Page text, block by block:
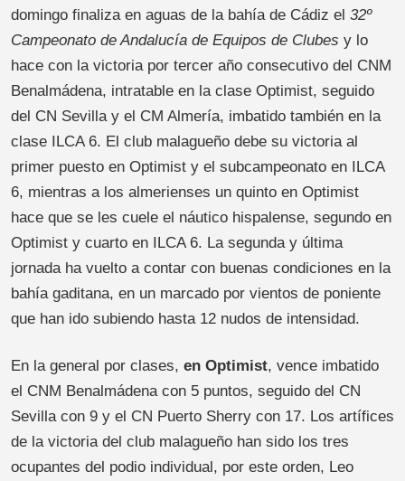
domingo finaliza en aguas de la bahía de Cádiz el 32º
Campeonato de Andalucía de Equipos de Clubes y lo
hace con la victoria por tercer año consecutivo del CNM
Benalmádena, intratable en la clase Optimist, seguido
del CN Sevilla y el CM Almería, imbatido también en la
clase ILCA 6. El club malagueño debe su victoria al
primer puesto en Optimist y el subcampeonato en ILCA
6, mientras a los almerienses un quinto en Optimist
hace que se les cuele el náutico hispalense, segundo en
Optimist y cuarto en ILCA 6. La segunda y última
jornada ha vuelto a contar con buenas condiciones en la
bahía gaditana, en un marcado por vientos de poniente
que han ido subiendo hasta 12 nudos de intensidad.
En la general por clases, en Optimist, vence imbatido
el CNM Benalmádena con 5 puntos, seguido del CN
Sevilla con 9 y el CN Puerto Sherry con 17. Los artífices
de la victoria del club malagueño han sido los tres
ocupantes del podio individual, por este orden, Leo